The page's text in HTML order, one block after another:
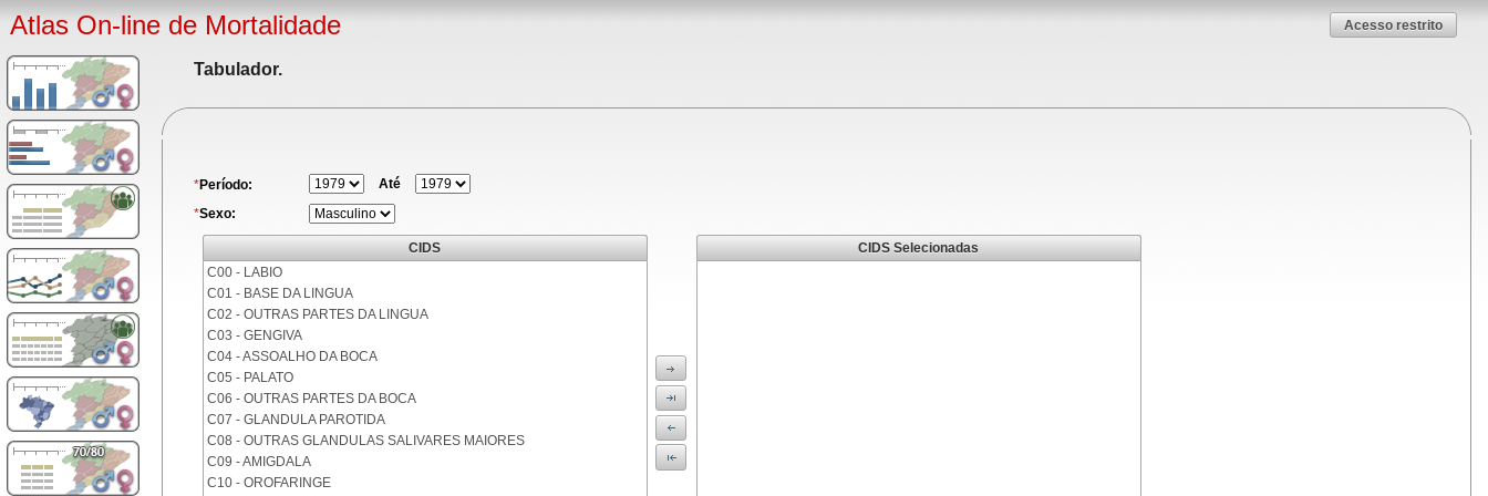
Atlas On-line de Mortalidade Acesso restrito
Tabulador.
*Período:
Até
*Sexo:
CIDS
C00 - LABIO
C01 - BASE DA LINGUA
C02 - OUTRAS PARTES DA LINGUA
C03 - GENGIVA
C04 - ASSOALHO DA BOCA
C05 - PALATO
C06 - OUTRAS PARTES DA BOCA
C07 - GLANDULA PAROTIDA
C08 - OUTRAS GLANDULAS SALIVARES MAIORES
C09 - AMIGDALA
C10 - OROFARINGE
CIDS Selecionadas